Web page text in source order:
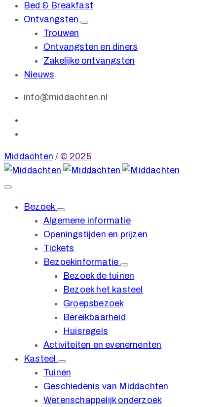
Bed & Breakfast
Ontvangsten
Trouwen
Ontvangsten en diners
Zakelijke ontvangsten
Nieuws
info@middachten.nl
Middachten / © 2025
Bezoek
Algemene informatie
Openingstijden en prijzen
Tickets
Bezoekinformatie
Bezoek de tuinen
Bezoek het kasteel
Groepsbezoek
Bereikbaarheid
Huisregels
Activiteiten en evenementen
Kasteel
Tuinen
Geschiedenis van Middachten
Wetenschappelijk onderzoek